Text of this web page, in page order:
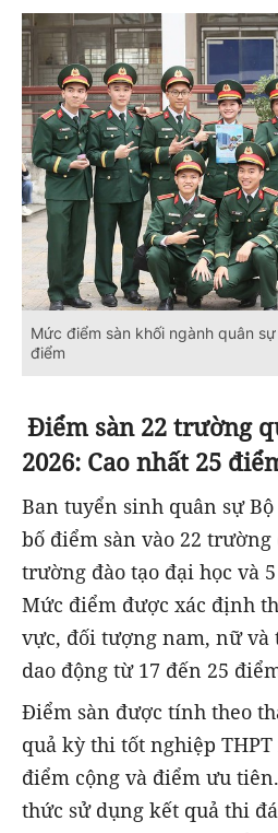
Mức điểm sàn khối ngành quân
điểm
Điểm sàn 22 trường
2026: Cao nhất 25
Ban tuyển sinh quân sự
bố điểm sàn vào 22
trường đào tạo đại học và
Mức điểm được xác định
vực, đối tượng nam, nữ và
dao động từ 17 đến 25
Điểm sàn được tính theo
quả kỳ thi tốt nghiệp THPT
điểm cộng và điểm ưu
thức sử dụng kết quả thi